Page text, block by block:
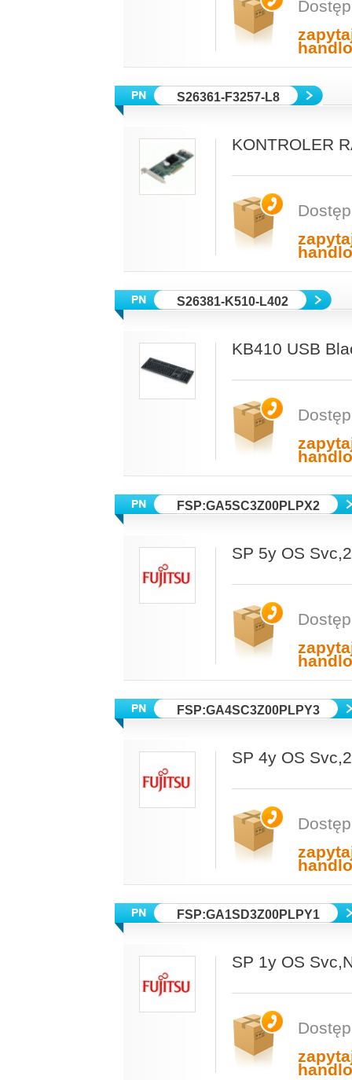
S26361-F3257-L8
KONTROLER
S26381-K510-L402
KB410 USB
FSP:GA5SC3Z00PLPX2
SP 5y OS
FSP:GA4SC3Z00PLPY3
SP 4y OS
FSP:GA1SD3Z00PLPY1
SP 1y OS